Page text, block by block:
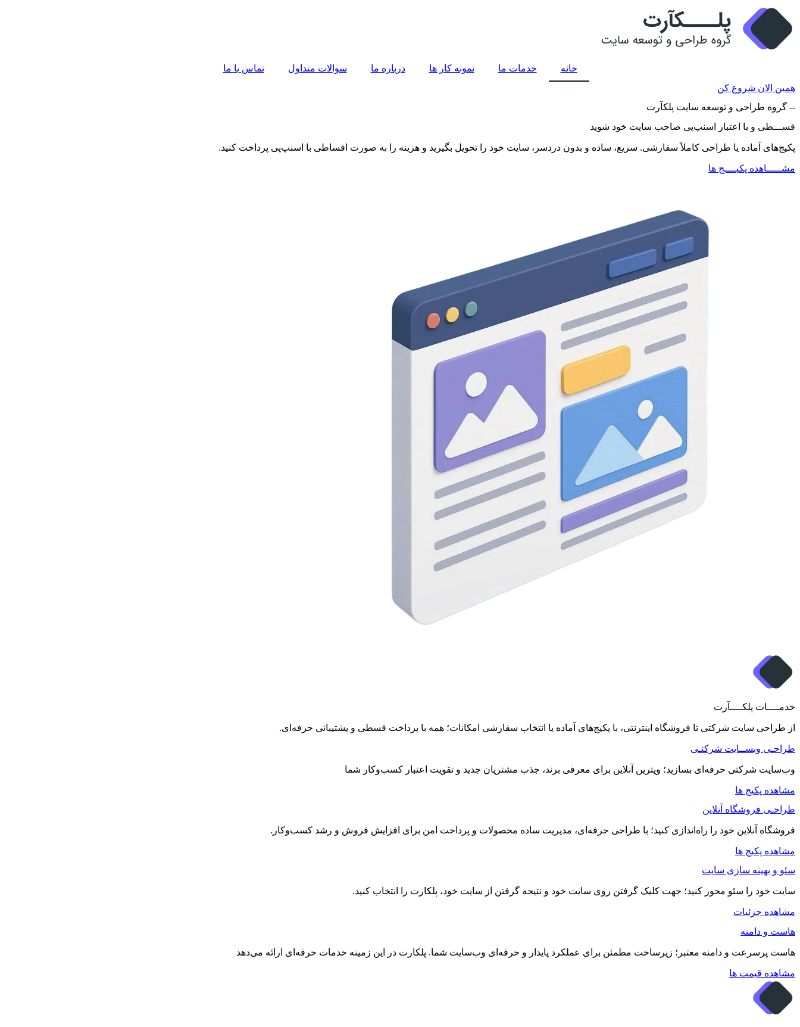
پرش
به
محتوا
خانه خدمات ما نمونه کار ها درباره ما سوالات متداول
تماس با ما
همین الان شروع کن
-- گروه طراحی و توسعه سایت پلکآرت
قســـطی و با اعتبار اسنپ‌پی صاحب سایت خود شوید
پکیج‌های آماده یا طراحی کاملاً سفارشی. سریع، ساده و بدون دردسر، سایت خود را تحویل بگیرید و هزینه را به صورت اقساطی با اسنپ‌پی پرداخت کنید.
مشـــــاهده پکیــــج ها
خدمــــات پلکــــآرت
از طراحی سایت شرکتی تا فروشگاه اینترنتی، با پکیج‌های آماده یا انتخاب سفارشی امکانات؛ همه با پرداخت قسطی و پشتیبانی حرفه‌ای.
طراحـی وبســایت شرکتـی
وب‌سایت شرکتی حرفه‌ای بسازید؛ ویترین آنلاین برای معرفی برند، جذب مشتریان جدید و تقویت اعتبار کسب‌وکار شما
مشاهده پکیج ها
طراحـی فروشگاه آنلاین
فروشگاه آنلاین خود را راه‌اندازی کنید؛ با طراحی حرفه‌ای، مدیریت ساده محصولات و پرداخت امن برای افزایش فروش و رشد کسب‌وکار.
مشاهده پکیج ها
سئو و بهینه سازی سایت
سایت خود را سئو محور کنید؛ جهت کلیک گرفتن روی سایت خود و نتیجه گرفتن از سایت خود، پلکارت را انتخاب کنید.
مشاهده جزئیات
هاست و دامنه
هاست پرسرعت و دامنه معتبر؛ زیرساخت مطمئن برای عملکرد پایدار و حرفه‌ای وب‌سایت شما. پلکارت در این زمینه خدمات حرفه‌ای ارائه می‌دهد
مشاهده قیمت ها